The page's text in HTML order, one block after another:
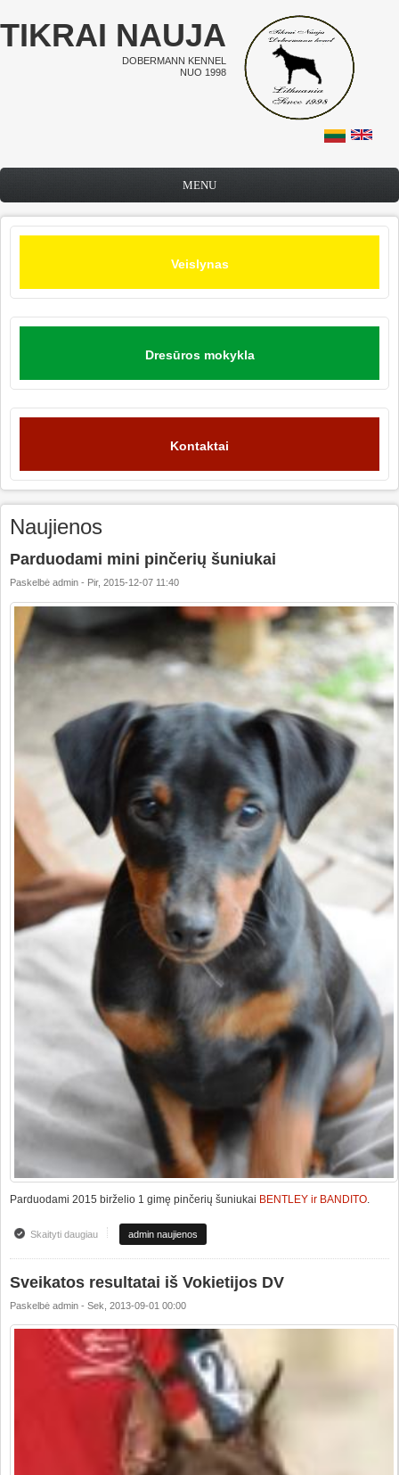
Pereiti į pagrindinį turinį
TIKRAI NAUJA
DOBERMANN KENNEL
NUO 1998
MENU
Veislynas
Dresūros mokykla
Kontaktai
Naujienos
Parduodami mini pinčerių šuniukai
Paskelbė admin - Pir, 2015-12-07 11:40
Parduodami 2015 birželio 1 gimę pinčerių šuniukai BENTLEY ir BANDITO
Skaityti daugiauapie Parduodami mini pinčerių šuniukai
admin naujienos
Sveikatos resultatai iš Vokietijos DV
Paskelbė admin - Sek, 2013-09-01 00:00